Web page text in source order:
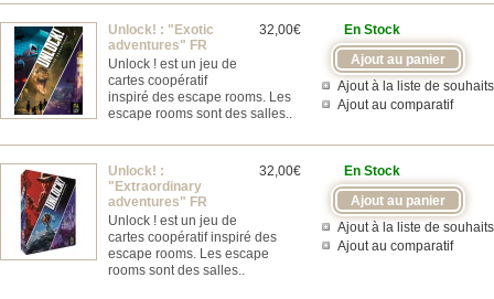
En Stock
Ajout à la liste de souhaits
Ajout au comparatif
32,00€
Unlock! : "Exotic
adventures" FR
Unlock ! est un jeu de
cartes coopératif
inspiré des escape rooms. Les
escape rooms sont des salles..
En Stock
Ajout à la liste de souhaits
Ajout au comparatif
32,00€
Unlock! :
"Extraordinary
adventures" FR
Unlock ! est un jeu de
cartes coopératif inspiré des
escape rooms. Les escape
rooms sont des salles..